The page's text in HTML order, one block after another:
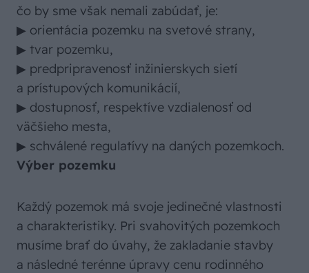
čo by sme však nemali zabúdať, je:
▶ orientácia pozemku na svetové strany,
▶ tvar pozemku,
▶ predpripravenosť inžinierskych sietí
a prístupových komunikácií,
▶ dostupnosť, respektíve vzdialenosť od
väčšieho mesta,
▶ schválené regulatívy na daných pozemkoch.
Výber pozemku
Každý pozemok má svoje jedinečné vlastnosti
a charakteristiky. Pri svahovitých pozemkoch
musíme brať do úvahy, že zakladanie stavby
a následné terénne úpravy cenu rodinného